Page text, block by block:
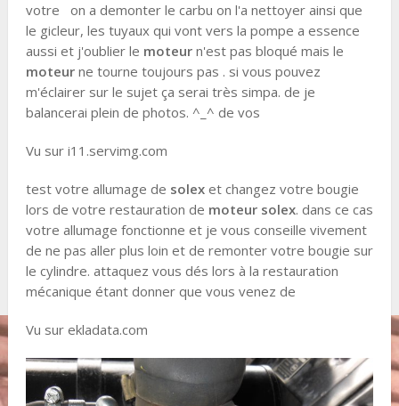
votre on a demonter le carbu on l'a nettoyer ainsi que
le gicleur, les tuyaux qui vont vers la pompe a essence
aussi et j'oublier le moteurn'est pas bloqué mais le
moteurne tourne toujours pas . si vous pouvez
m'éclairer sur le sujet ça serai très simpa. de je
balancerai plein de photos. ^_^ de vos
Vu sur i11.servimg.com
test votre allumage de solexet changez votre bougie
lors de votre restauration de moteur solex. dans ce cas
votre allumage fonctionne et je vous conseille vivement
de ne pas aller plus loin et de remonter votre bougie sur
le cylindre. attaquez vous dés lors à la restauration
mécanique étant donner que vous venez de
Vu sur ekladata.com